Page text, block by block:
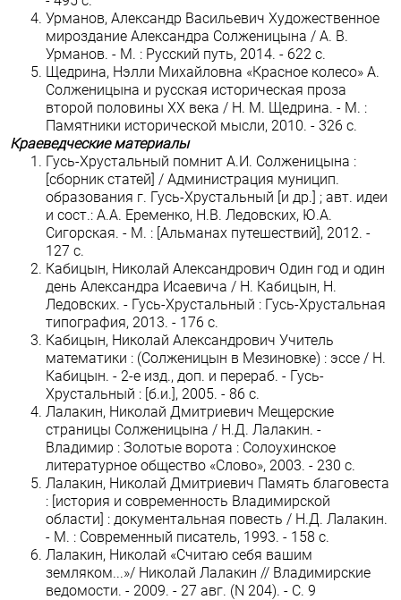
Урманов, Александр Васильевич Художественное
мироздание Александра Солженицына / А. В.
Урманов. - М. : Русский путь, 2014. - 622 с.
Щедрина, Нэлли Михайловна «Красное колесо» А.
Солженицына и русская историческая проза
второй половины XX века / Н. М. Щедрина. - М. :
Памятники исторической мысли, 2010. - 326 с.
Краеведческие материалы
Гусь-Хрустальный помнит А.И. Солженицына :
[сборник статей] / Администрация муницип.
образования г. Гусь-Хрустальный [и др.] ; авт. идеи
и сост.: А.А. Еременко, Н.В. Ледовских, Ю.А.
Сигорская. - М. : [Альманах путешествий], 2012. -
127 с.
Кабицын, Николай Александрович Один год и один
день Александра Исаевича / Н. Кабицын, Н.
Ледовских. - Гусь-Хрустальный : Гусь-Хрустальная
типография, 2013. - 176 с.
Кабицын, Николай Александрович Учитель
математики : (Солженицын в Мезиновке) : эссе / Н.
Кабицын. - 2-е изд., доп. и перераб. - Гусь-
Хрустальный : [б.и.], 2005. - 86 с.
Лалакин, Николай Дмитриевич Мещерские
страницы Солженицына / Н.Д. Лалакин. -
Владимир : Золотые ворота : Солоухинское
литературное общество «Слово», 2003. - 230 с.
Лалакин, Николай Дмитриевич Память благовеста
: [история и современность Владимирской
области] : документальная повесть / Н.Д. Лалакин.
- М. : Современный писатель, 1993. - 158 с.
Лалакин, Николай «Считаю себя вашим
земляком...»/ Николай Лалакин // Владимирские
ведомости. - 2009. - 27 авг. (N 204). - C. 9